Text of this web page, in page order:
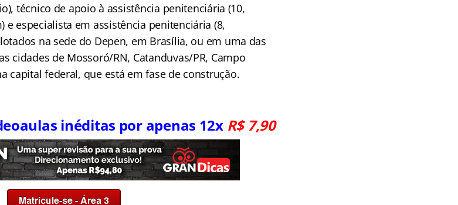
técnico de apoio à assistência penitenciária (10,
especialista em assistência penitenciária (8,
na sede do Depen, em Brasília, ou em uma das
cidades de Mossoró/RN, Catanduvas/PR, Campo
capital federal, que está em fase de construção.
inéditas por apenas 12x R$ 7,90